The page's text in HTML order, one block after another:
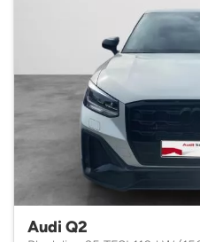
Audi Q2